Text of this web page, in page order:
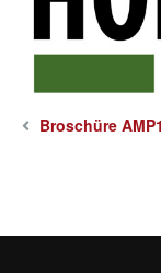
Broschüre